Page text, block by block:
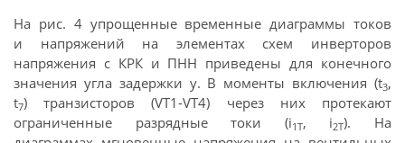
На рис. 4 упрощенные временные диаграммы токов
и напряжений на элементах схем инверторов
напряжения с КРК и ПНН приведены для конечного
значения угла задержки у. В моменты включения (t3,
t7) транзисторов (VT1-VT4) через них протекают
ограниченные разрядные токи (i1T, i2T). На